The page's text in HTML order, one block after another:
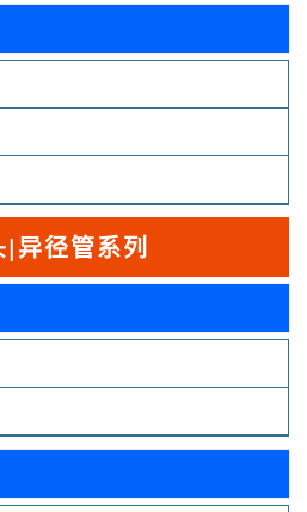
|异径管系列